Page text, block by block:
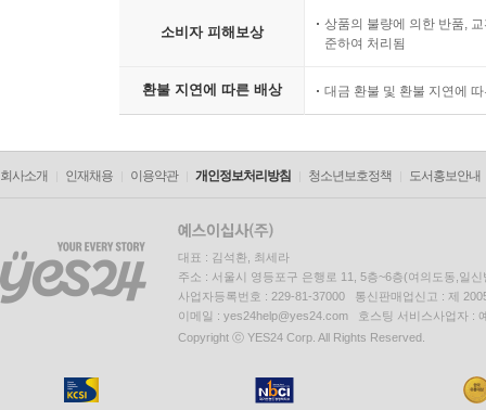
소비자 피해보상
상품의 불량에 의한 반품,
준하여 처리됨
환불 지연에 따른 배상 대금 환불 및 환불 지연에
회사소개 인재채용 이용약관 개인정보처리방침 청소년보호정책 도서홍보안내
대표 : 김석환, 최세라
주소 : 서울시 영등포구 은행로 11, 5층~6층(여의도동,일신
사업자등록번호 : 229-81-37000 통신판매업신고 : 제
이메일 : yes24help@yes24.com 호스팅 서비스사업자 :
Copyright ⓒ YES24 Corp. All Rights Reserved.